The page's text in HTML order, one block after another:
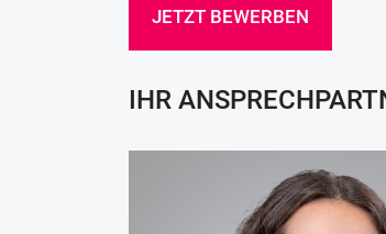
JETZT BEWERBEN
IHR